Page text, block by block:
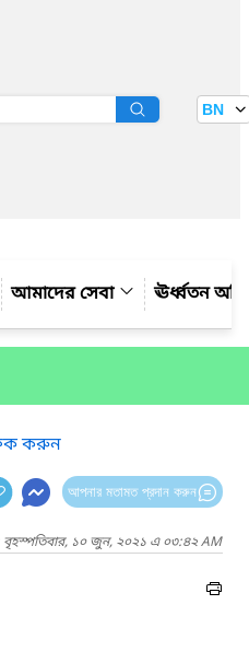
বাতায়ন BN
আমাদের সেবা ঊর্ধ্বতন
করুন
আপনার মতামত প্রদান করুন
বৃহস্পতিবার, ১০ জুন, ২০২১ এ ০৩:৪২ AM